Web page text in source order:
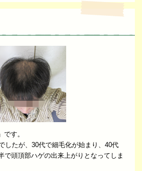
す。
したが、30代で細毛化が始まり、40代
で頭頂部ハゲの出来上がりとなってしま